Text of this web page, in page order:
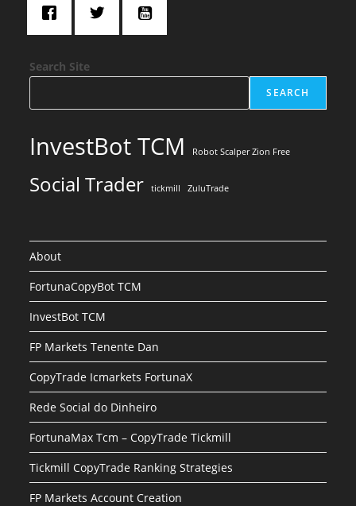
Search Site
SEARCH
InvestBot TCM Robot Scalper Zion Free
Social Trader tickmill ZuluTrade
About
FortunaCopyBot TCM
InvestBot TCM
FP Markets Tenente Dan
CopyTrade Icmarkets FortunaX
Rede Social do Dinheiro
FortunaMax Tcm – CopyTrade Tickmill
Tickmill CopyTrade Ranking Strategies
FP Markets Account Creation